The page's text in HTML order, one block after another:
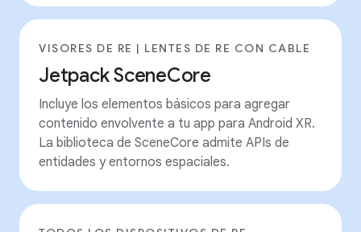
VISORES DE RE | LENTES DE RE CON CABLE
Jetpack SceneCore
Incluye los elementos básicos para agregar
contenido envolvente a tu app para Android XR.
La biblioteca de SceneCore admite APIs de
entidades y entornos espaciales.